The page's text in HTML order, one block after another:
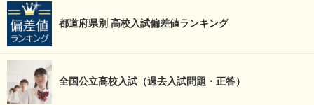
都道府県別 高校入試偏差値ランキング
全国公立高校入試（過去入試問題・正答）